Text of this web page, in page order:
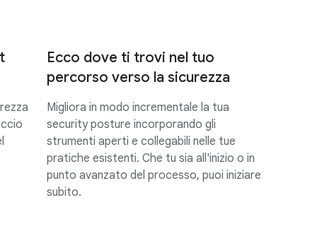
Ecco dove ti trovi nel tuo
percorso verso la sicurezza
Migliora in modo incrementale la tua
security posture incorporando gli
strumenti aperti e collegabili nelle tue
pratiche esistenti. Che tu sia all'inizio o in
punto avanzato del processo, puoi iniziare
subito.